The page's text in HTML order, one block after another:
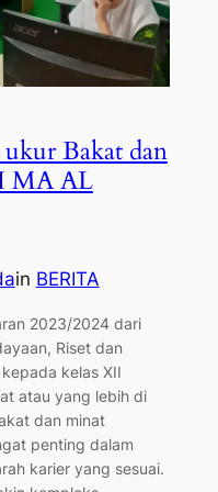
Bakat dan
MA AL
in BERITA
2023/2024 dari
Riset dan
kelas XII
atau yang lebih di
dan minat
penting dalam
karier yang sesuai.